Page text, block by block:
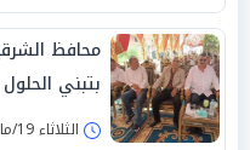
محافظ
بتبني
الثلاثاء 19/مايو/2026 - 11:05 م